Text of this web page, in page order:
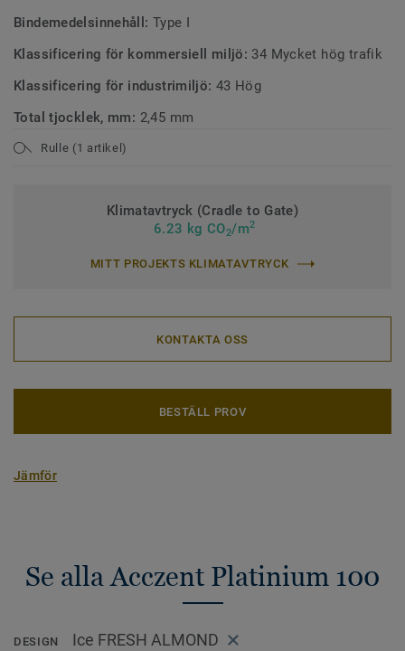
Bindemedelsinnehåll: Type I
Klassificering för kommersiell miljö: 34 Mycket hög trafik
Klassificering för industrimiljö: 43 Hög
Total tjocklek, mm: 2,45 mm
Rulle (1 artikel)
Klimatavtryck (Cradle to Gate)
6.23 kg CO2/m2
MITT PROJEKTS KLIMATAVTRYCK
KONTAKTA OSS
BESTÄLL PROV
Jämför
Se alla Acczent Platinium 100
DESIGN Ice FRESH ALMOND